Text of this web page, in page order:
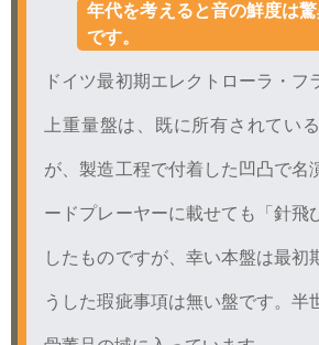
年代を考えると音の鮮度は
です。
ドイツ最初期エレクトローラ・フ
上重量盤は、既に所有されてい
が、製造工程で付着した凹凸で名
ードプレーヤーに載せても「針飛
したものですが、幸い本盤は最初
うした瑕疵事項は無い盤です。半